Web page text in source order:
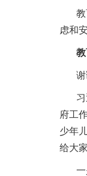
虑和
府工
少年
给大